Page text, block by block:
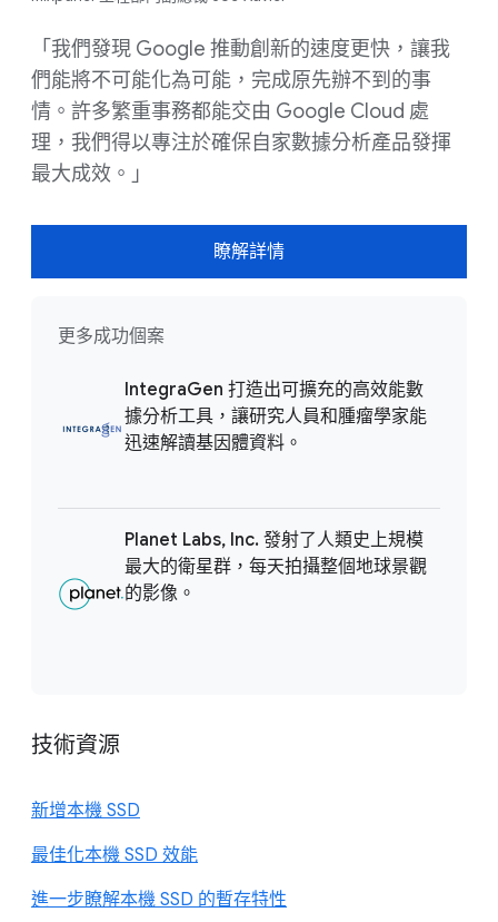
「我們發現 Google 推動創新的速度更快，讓我
們能將不可能化為可能，完成原先辦不到的事
情。許多繁重事務都能交由 Google Cloud 處
理，我們得以專注於確保自家數據分析產品發揮
最大成效。」
瞭解詳情
更多成功個案
IntegraGen 打造出可擴充的高效能數
據分析工具，讓研究人員和腫瘤學家能
迅速解讀基因體資料。
Planet Labs, Inc. 發射了人類史上規模
最大的衛星群，每天拍攝整個地球景觀
的影像。
技術資源
新增本機 SSD
最佳化本機 SSD 效能
進一步瞭解本機 SSD 的暫存特性